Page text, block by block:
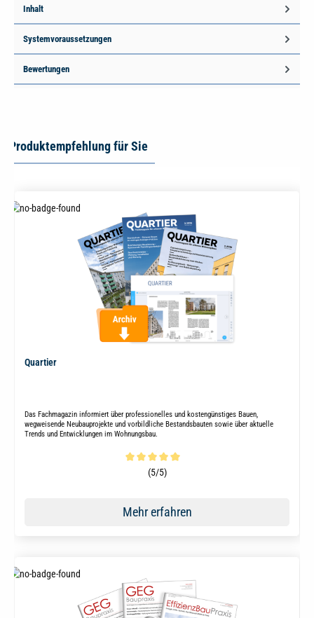
Inhalt
Systemvoraussetzungen
Bewertungen
Produktempfehlung für Sie
Quartier
Das Fachmagazin informiert über professionelles und kostengünstiges Bauen,
wegweisende Neubauprojekte und vorbildliche Bestandsbauten sowie über aktuelle
Trends und Entwicklungen im Wohnungsbau.
Durchschnittliche Bewertung von 5 von 5 Sternen
(5/5)
Mehr erfahren